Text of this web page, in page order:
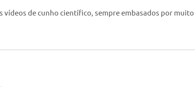
vídeos de cunho científico, sempre embasados por muito